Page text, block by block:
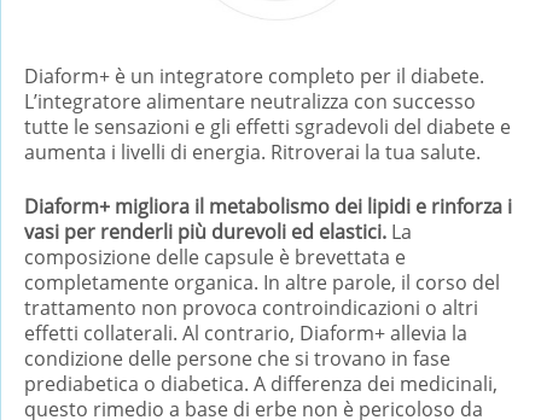
Diaform+ è un integratore completo per il diabete.
L’integratore alimentare neutralizza con successo
tutte le sensazioni e gli effetti sgradevoli del diabete e
aumenta i livelli di energia. Ritroverai la tua salute.
Diaform+ migliora il metabolismo dei lipidi e rinforza i
vasi per renderli più durevoli ed elastici. La
composizione delle capsule è brevettata e
completamente organica. In altre parole, il corso del
trattamento non provoca controindicazioni o altri
effetti collaterali. Al contrario, Diaform+ allevia la
condizione delle persone che si trovano in fase
prediabetica o diabetica. A differenza dei medicinali,
questo rimedio a base di erbe non è pericoloso da